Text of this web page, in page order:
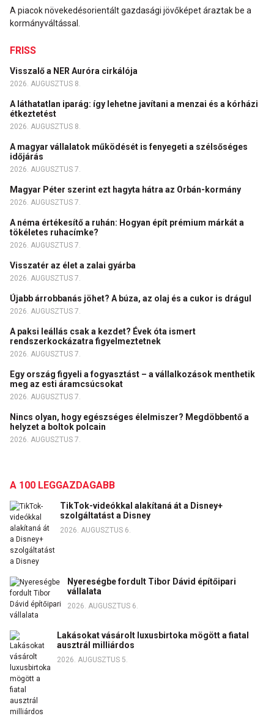
A piacok növekedésorientált gazdasági jövőképet áraztak be a
kormányváltással.
FRISS
Visszalő a NER Auróra cirkálója
2026. AUGUSZTUS 8.
A láthatatlan iparág: így lehetne javítani a menzai és a kórházi
étkeztetést
2026. AUGUSZTUS 8.
A magyar vállalatok működését is fenyegeti a szélsőséges
időjárás
2026. AUGUSZTUS 7.
Magyar Péter szerint ezt hagyta hátra az Orbán-kormány
2026. AUGUSZTUS 7.
A néma értékesítő a ruhán: Hogyan épít prémium márkát a
tökéletes ruhacímke?
2026. AUGUSZTUS 7.
Visszatér az élet a zalai gyárba
2026. AUGUSZTUS 7.
Újabb árrobbanás jöhet? A búza, az olaj és a cukor is drágul
2026. AUGUSZTUS 7.
A paksi leállás csak a kezdet? Évek óta ismert
rendszerkockázatra figyelmeztetnek
2026. AUGUSZTUS 7.
Egy ország figyeli a fogyasztást – a vállalkozások menthetik
meg az esti áramcsúcsokat
2026. AUGUSZTUS 7.
Nincs olyan, hogy egészséges élelmiszer? Megdöbbentő a
helyzet a boltok polcain
2026. AUGUSZTUS 7.
A 100 LEGGAZDAGABB
TikTok-videókkal alakítaná át a Disney+
szolgáltatást a Disney
2026. AUGUSZTUS 6.
Nyereségbe fordult Tibor Dávid építőipari
vállalata
2026. AUGUSZTUS 6.
Lakásokat vásárolt luxusbirtoka mögött a fiatal
ausztrál milliárdos
2026. AUGUSZTUS 5.